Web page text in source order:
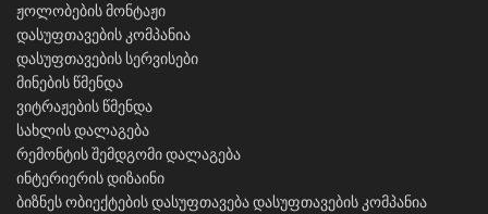
ჟოლობების მონტაჟი
დასუფთავების კომპანია
დასუფთავების სერვისები
მინების წმენდა
ვიტრაჟების წმენდა
სახლის დალაგება
რემონტის შემდგომი დალაგება
ინტერიერის დიზაინი
ბიზნეს ობიექტების დასუფთავებადასუფთავების კომპანია